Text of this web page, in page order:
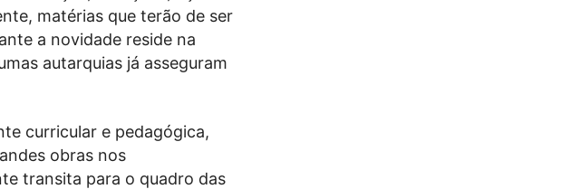
matérias que terão de ser
a novidade reside na
autarquias já asseguram
curricular e pedagógica,
obras nos
transita para o quadro das